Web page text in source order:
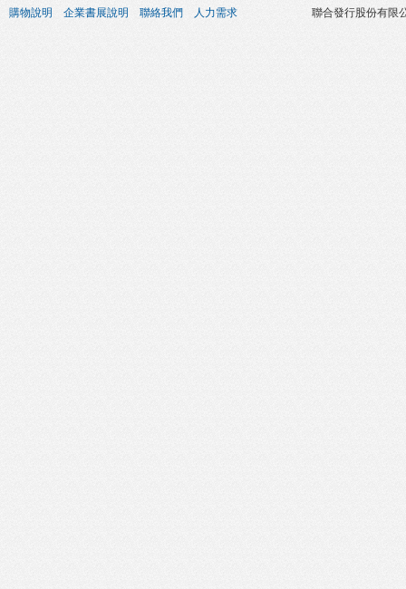
購物說明 企業書展說明 聯絡我們 人力需求 聯合發行股份有限